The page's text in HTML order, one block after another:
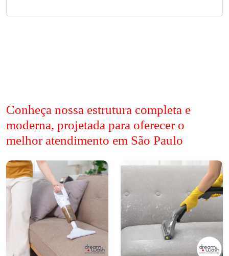
Conheça nossa estrutura completa e
moderna, projetada para oferecer o
melhor atendimento em São Paulo